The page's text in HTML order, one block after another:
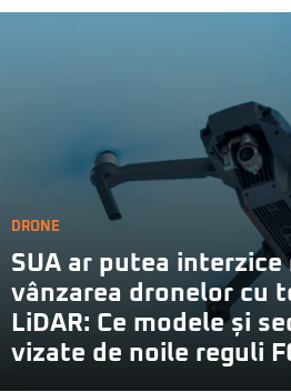
DRONE
SUA ar putea
vânzarea dronelor cu
LiDAR: Ce modele și
vizate de noile reguli